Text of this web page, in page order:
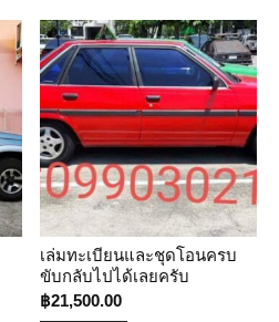
เล่มทะเบียนและชุดโอนครบ
ขับกลับไปได้เลยครับ
฿21,500.00